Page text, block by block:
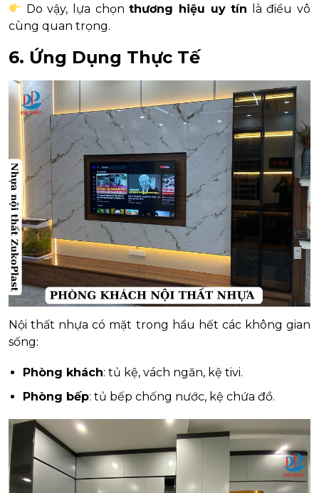
Do vậy, lựa chọnthương hiệu uy tín là điều vô
cùng quan trọng.
6. Ứng Dụng Thực Tế
Nội thất nhựa có mặt trong hầu hết các không gian
sống:
Phòng khách: tủ kệ, vách ngăn, kệ tivi.
Phòng bếp: tủ bếp chống nước, kệ chứa đồ.